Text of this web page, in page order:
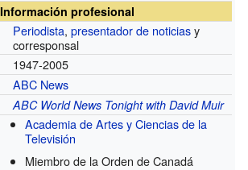
Información profesional
Periodista,presentador de noticiasy
corresponsal
1947-2005
ABC News
ABC World News Tonight with David Muir
Academia de Artes y Ciencias de la
Televisión
Miembro de la Orden de Canadá